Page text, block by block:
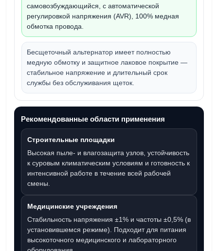
самовозбуждающийся, с автоматической
регулировкой напряжения (AVR), 100% медная
обмотка провода.
Бесщеточный альтернатор имеет полностью
медную обмотку и защитное лаковое покрытие —
стабильное напряжение и длительный срок
службы без обслуживания щеток.
Рекомендованные области применения
Строительные площадки
Высокая пыле- и влагозащита узлов, устойчивость
к суровым климатическим условиям и готовность к
интенсивной работе в течение всей рабочей
смены.
Медицинские учреждения
Стабильность напряжения ±1% и частоты ±0,5% (в
установившемся режиме). Подходит для питания
высокоточного медицинского и лабораторного